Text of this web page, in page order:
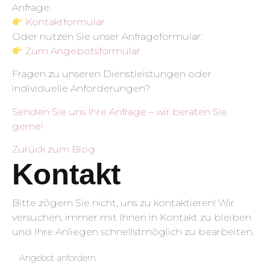
Anfrage:
Kontaktformular
Oder nutzen Sie unser Anfrageformular:
Zum Angebotsformular
Fragen zu unseren Dienstleistungen oder
individuelle Anforderungen?
Senden Sie uns Ihre Anfrage – wir beraten Sie
gerne!
Zurück zum Blog
Kontakt
Bitte zögern Sie nicht, uns zu kontaktieren! Wir
versuchen, immer mit Ihnen in Kontakt zu bleiben
und Ihre Anliegen schnellstmöglich zu bearbeiten.
Angebot anfordern